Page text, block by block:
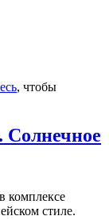
, чтобы
Солнечное
комплексе
стиле.